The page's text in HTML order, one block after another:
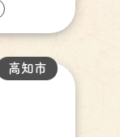
高知市